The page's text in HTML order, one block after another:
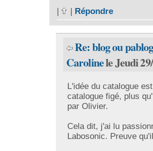
| | Répondre
Re: blog ou
Carolinele Jeudi
L'idée du catalogue
catalogue figé, plus
par Olivier.
Cela dit, j'ai lu
Labosonic. Preuve